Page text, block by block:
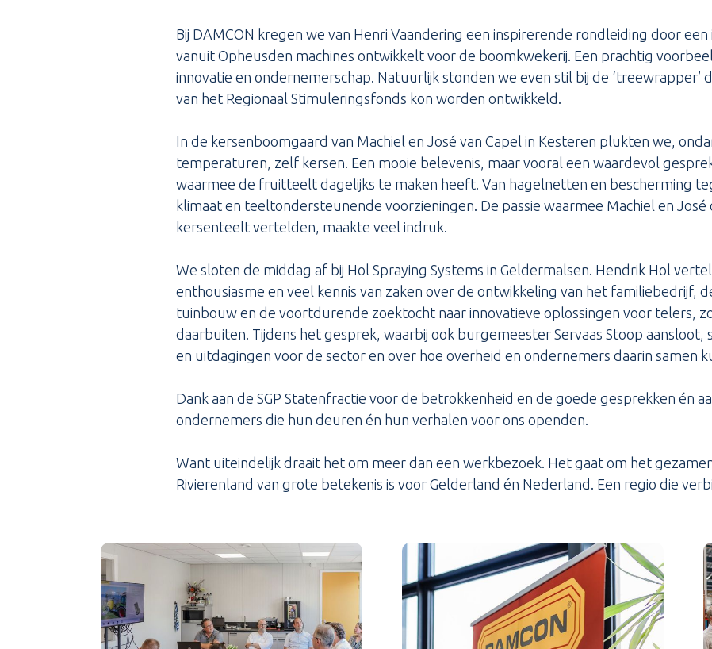
Bij DAMCON kregen we van Henri Vaandering een inspirerende rondleiding door
vanuit Opheusden machines ontwikkelt voor de boomkwekerij. Een prachtig
innovatie en ondernemerschap. Natuurlijk stonden we even stil bij de ‘treewrapper’
van het Regionaal Stimuleringsfonds kon worden ontwikkeld.
In de kersenboomgaard van Machiel en José van Capel in Kesteren plukten we,
temperaturen, zelf kersen. Een mooie belevenis, maar vooral een waardevol
waarmee de fruitteelt dagelijks te maken heeft. Van hagelnetten en bescherming
klimaat en teeltondersteunende voorzieningen. De passie waarmee Machiel en
kersenteelt vertelden, maakte veel indruk.
We sloten de middag af bij Hol Spraying Systems in Geldermalsen. Hendrik Hol
enthousiasme en veel kennis van zaken over de ontwikkeling van het familiebedrijf,
tuinbouw en de voortdurende zoektocht naar innovatieve oplossingen voor telers,
daarbuiten. Tijdens het gesprek, waarbij ook burgemeester Servaas Stoop aansloot,
en uitdagingen voor de sector en over hoe overheid en ondernemers daarin samen
Dank aan de SGP Statenfractie voor de betrokkenheid en de goede gesprekken én
ondernemers die hun deuren én hun verhalen voor ons openden.
Want uiteindelijk draait het om meer dan een werkbezoek. Het gaat om het
Rivierenland van grote betekenis is voor Gelderland én Nederland. Een regio die